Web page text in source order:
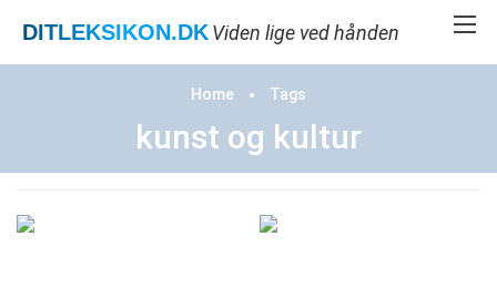
DITLEKSIKON.DKViden lige ved hånden
Home Tags
kunst og kultur